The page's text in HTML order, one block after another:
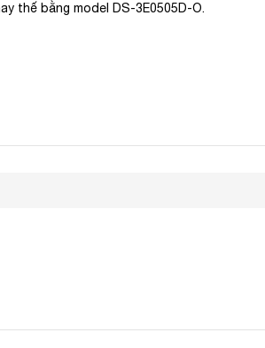
thế bằng model DS-3E0505D-O.